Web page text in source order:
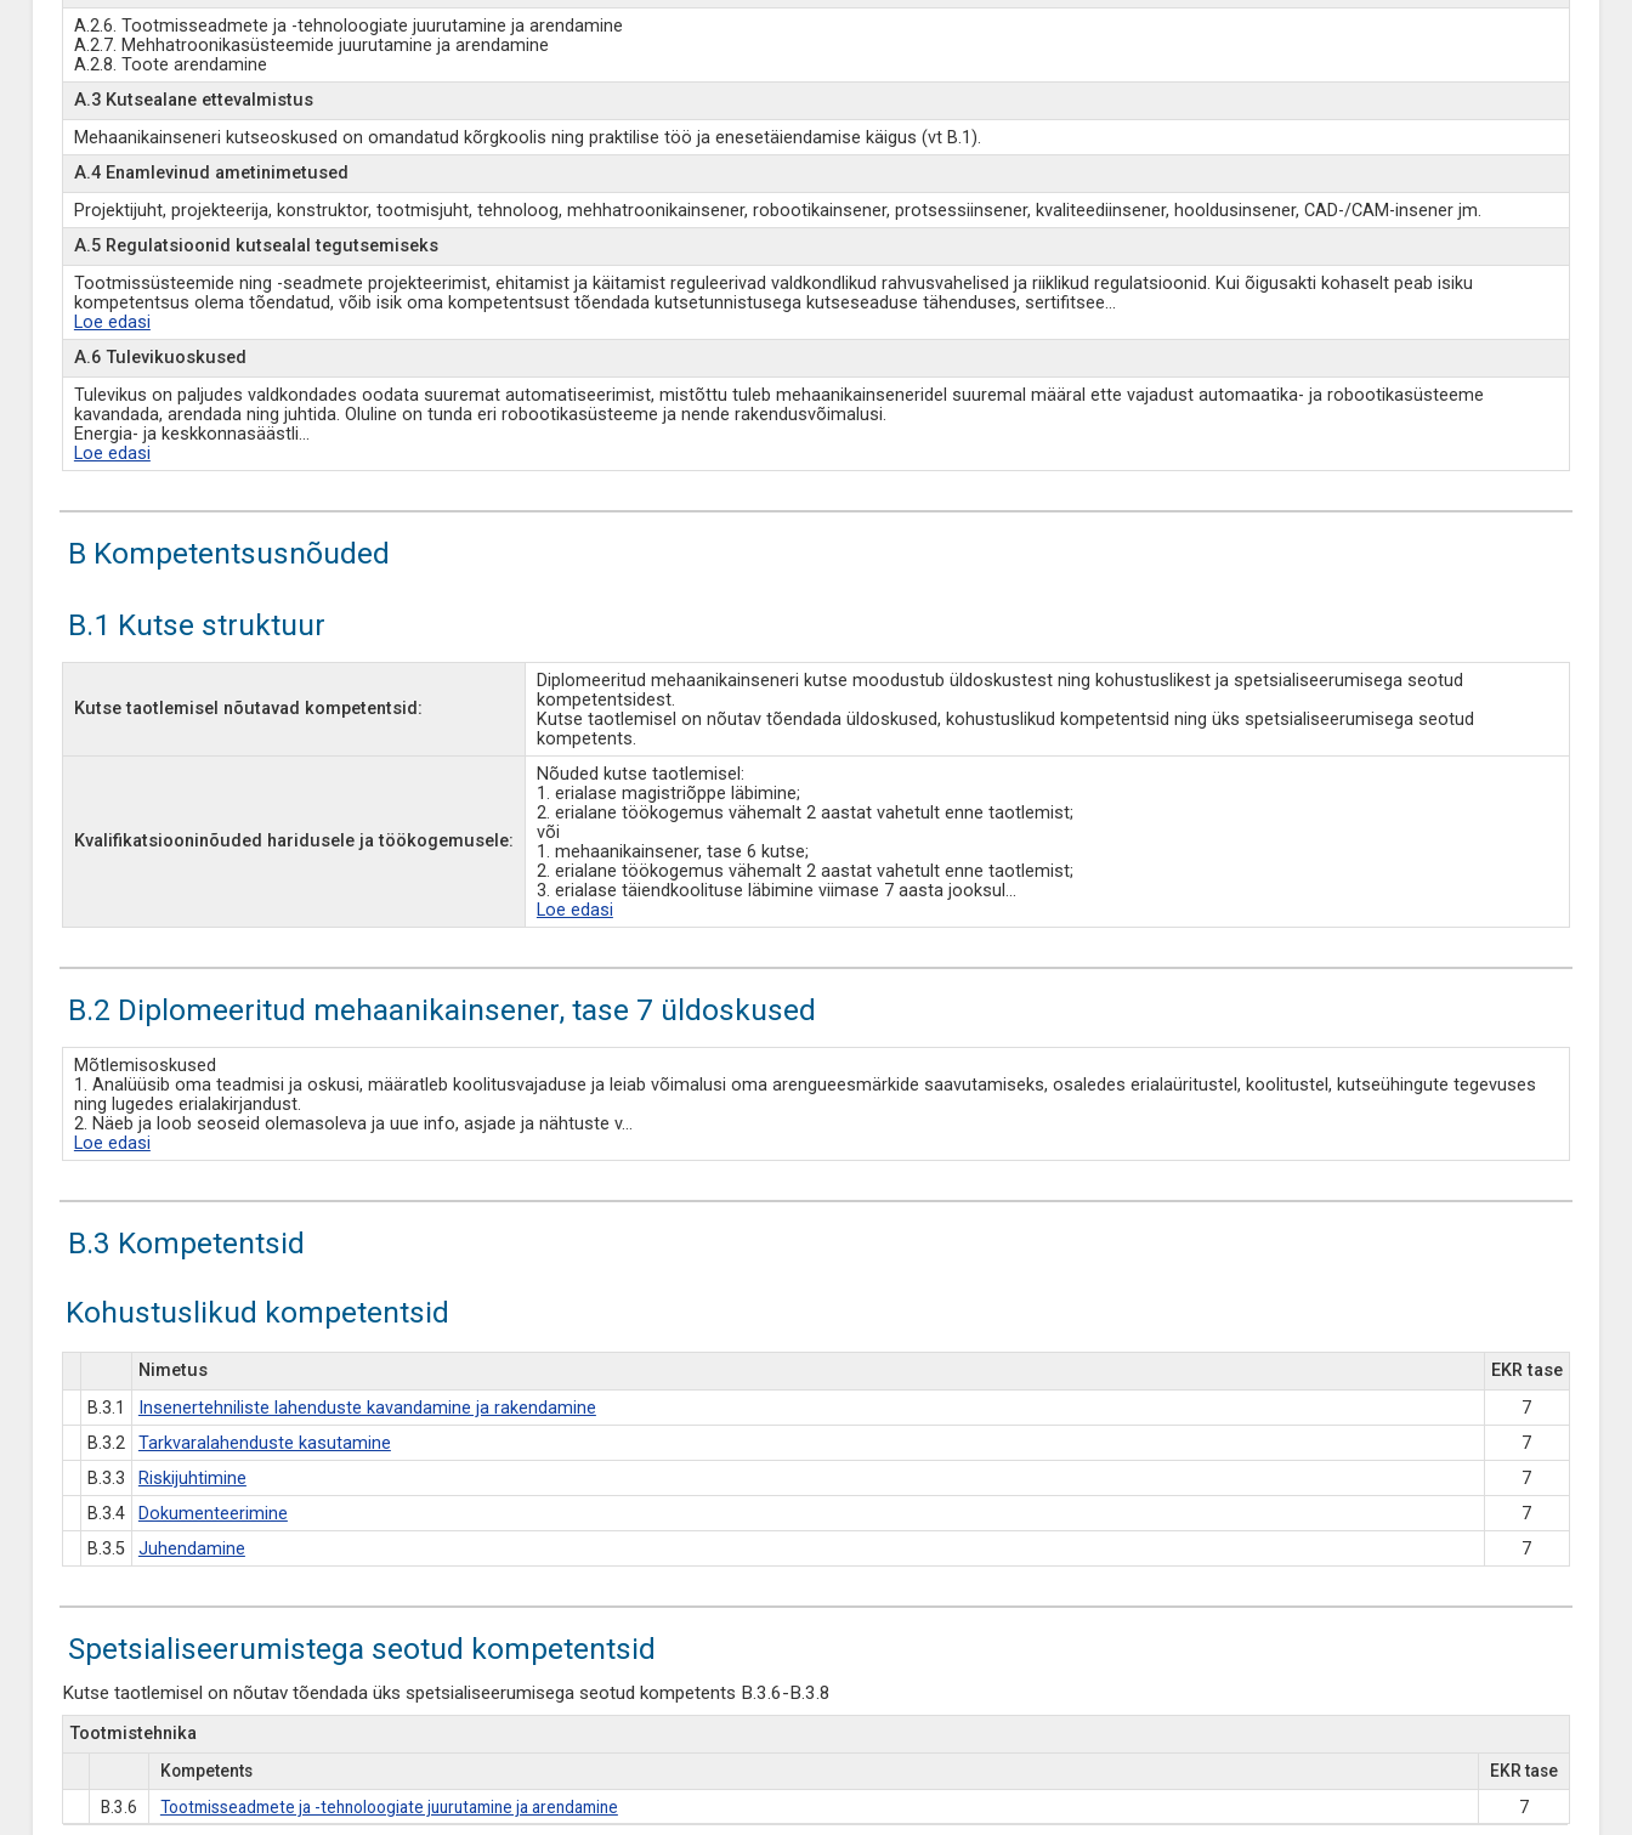
A.2.6. Tootmisseadmete ja -tehnoloogiate juurutamine ja arendamine
A.2.7. Mehhatroonikasüsteemide juurutamine ja arendamine
A.2.8. Toote arendamine
A.3 Kutsealane ettevalmistus
Mehaanikainseneri kutseoskused on omandatud kõrgkoolis ning praktilise töö ja enesetäiendamise käigus (vt B.1).
A.4 Enamlevinud ametinimetused
Projektijuht, projekteerija, konstruktor, tootmisjuht, tehnoloog, mehhatroonikainsener, robootikainsener, protsessiinsener, kvaliteediinsener, hooldusinsener, CAD-/CAM-insener jm.
A.5 Regulatsioonid kutsealal tegutsemiseks
Tootmissüsteemide ning -seadmete projekteerimist, ehitamist ja käitamist reguleerivad valdkondlikud rahvusvahelised ja riiklikud regulatsioonid. Kui õigusakti kohaselt peab isiku
kompetentsus olema tõendatud, võib isik oma kompetentsust tõendada kutsetunnistusega kutseseaduse tähenduses, sertifitsee...
Loe edasi
A.6 Tulevikuoskused
Tulevikus on paljudes valdkondades oodata suuremat automatiseerimist, mistõttu tuleb mehaanikainseneridel suuremal määral ette vajadust automaatika- ja robootikasüsteeme
kavandada, arendada ning juhtida. Oluline on tunda eri robootikasüsteeme ja nende rakendusvõimalusi.
Energia- ja keskkonnasäästli...
Loe edasi
B Kompetentsusnõuded
B.1 Kutse struktuur
Kutse taotlemisel nõutavad kompetentsid:
Diplomeeritud mehaanikainseneri kutse moodustub üldoskustest ning kohustuslikest ja spetsialiseerumisega seotud
kompetentsidest.
Kutse taotlemisel on nõutav tõendada üldoskused, kohustuslikud kompetentsid ning üks spetsialiseerumisega seotud
kompetents.
Kvalifikatsiooninõuded haridusele ja töökogemusele:
Nõuded kutse taotlemisel:
1. erialase magistriõppe läbimine;
2. erialane töökogemus vähemalt 2 aastat vahetult enne taotlemist;
või
1. mehaanikainsener, tase 6 kutse;
2. erialane töökogemus vähemalt 2 aastat vahetult enne taotlemist;
3. erialase täiendkoolituse läbimine viimase 7 aasta jooksul ...
Loe edasi
B.2 Diplomeeritud mehaanikainsener, tase 7 üldoskused
Mõtlemisoskused
1. Analüüsib oma teadmisi ja oskusi, määratleb koolitusvajaduse ja leiab võimalusi oma arengueesmärkide saavutamiseks, osaledes erialaüritustel, koolitustel, kutseühingute tegevuses
ning lugedes erialakirjandust.
2. Näeb ja loob seoseid olemasoleva ja uue info, asjade ja nähtuste v...
Loe edasi
B.3 Kompetentsid
Kohustuslikud kompetentsid
Nimetus
EKR tase
B.3.1
Insenertehniliste lahenduste kavandamine ja rakendamine
7
B.3.2
Tarkvaralahenduste kasutamine
7
B.3.3
Riskijuhtimine
7
B.3.4
Dokumenteerimine
7
B.3.5
Juhendamine 7
Spetsialiseerumistega seotud kompetentsid
Kutse taotlemisel on nõutav tõendada üks spetsialiseerumisega seotud kompetents B.3.6-B.3.8
Tootmistehnika
Kompetents
EKR tase
B.3.6
Tootmisseadmete ja -tehnoloogiate juurutamine ja arendamine 7